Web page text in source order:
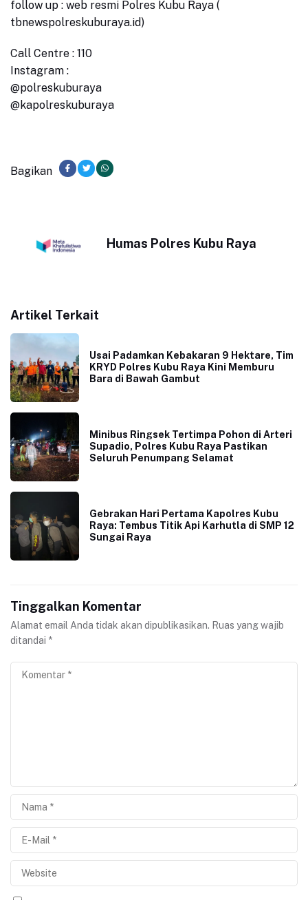
follow up : web resmi Polres Kubu Raya (
tbnewspolreskuburaya.id)
Call Centre : 110
Instagram :
@polreskuburaya
@kapolreskuburaya
Bagikan
Humas Polres Kubu Raya
Artikel Terkait
Usai Padamkan Kebakaran 9 Hektare, Tim
KRYD Polres Kubu Raya Kini Memburu
Bara di Bawah Gambut
Minibus Ringsek Tertimpa Pohon di Arteri
Supadio, Polres Kubu Raya Pastikan
Seluruh Penumpang Selamat
Gebrakan Hari Pertama Kapolres Kubu
Raya: Tembus Titik Api Karhutla di SMP 12
Sungai Raya
Tinggalkan Komentar
Alamat email Anda tidak akan dipublikasikan. Ruas yang wajib
ditandai *